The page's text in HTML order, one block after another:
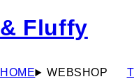
HOME WEBSHOP